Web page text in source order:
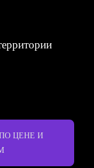
ЦЕНЕ И